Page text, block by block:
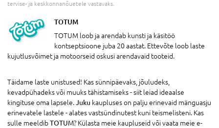
tervise- ja keskkonnanõuetele vastavaks.
TOTUM
TOTUM loob ja arendab kunsti ja käsitöö
kontseptsioone juba 20 aastat. Ettevõte loob laste
kujutlusvõimet ja motoorseid oskusi arendavaid tooteid.
Täidame laste unistused! Kas sünnipäevaks, jõuludeks,
kevadpühadeks või muuks tähistamiseks - siit leiad ideaalse
kingituse oma lapsele.Juku kaupluses on palju erinevaid mänguasju
erinevatele lastele - alates vastsündinutest kuni teismelisteni. Kas
sulle meeldibTOTUM? Külasta meie kaupluseid või vaata meie e-